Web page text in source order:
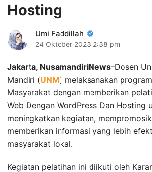
Hosting
Umi Faddillah
24 Oktober 2023 2:38 pm
Jakarta, NusamandiriNews–Dosen
Mandiri (UNM) melaksanakan
Masyarakat dengan memberikan
Web Dengan WordPress Dan Hosting
meningkatkan kegiatan,
memberikan informasi yang lebih
masyarakat lokal.
Kegiatan pelatihan ini diikuti oleh